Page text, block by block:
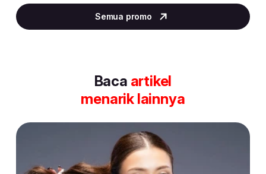
3
of
Semua promo
Baca artikel
menarik lainnya